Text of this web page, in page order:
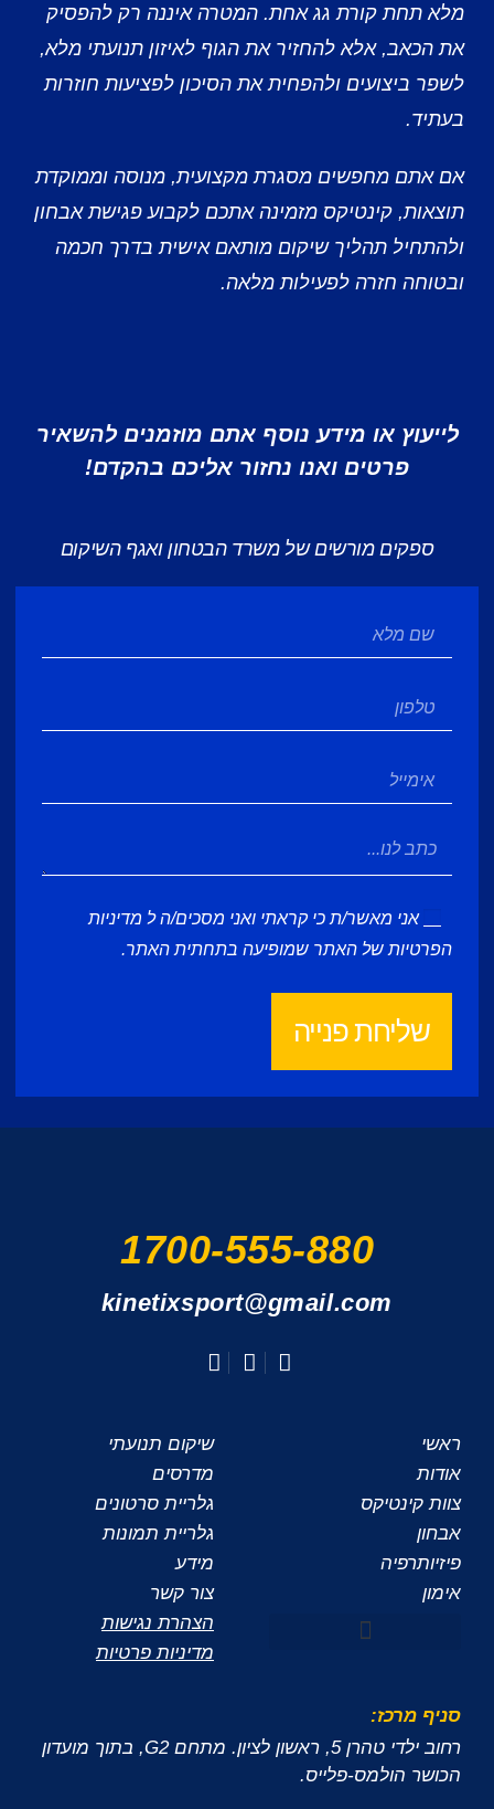
מלא תחת קורת גג אחת. המטרה איננה רק להפסיק
את הכאב, אלא להחזיר את הגוף לאיזון תנועתי מלא,
לשפר ביצועים ולהפחית את הסיכון לפציעות חוזרות
בעתיד.
אם אתם מחפשים מסגרת מקצועית, מנוסה וממוקדת
תוצאות, קינטיקס מזמינה אתכם לקבוע פגישת אבחון
ולהתחיל תהליך שיקום מותאם אישית בדרך חכמה
ובטוחה חזרה לפעילות מלאה.
לייעוץ או מידע נוסף אתם מוזמנים להשאיר
פרטים ואנו נחזור אליכם בהקדם!
ספקים מורשים של משרד הבטחון ואגף השיקום
אני מאשר/ת כי קראתי ואני מסכים/ה ל מדיניות
הפרטיות של האתר שמופיעה בתחתית האתר.
שליחת פנייה
1700-555-880
kinetixsport@gmail.com
ראשי
אודות
צוות קינטיקס
אבחון
פיזיותרפיה
אימון
שיקום תנועתי
מדרסים
גלריית סרטונים
גלריית תמונות
מידע
צור קשר
הצהרת נגישות
מדיניות פרטיות
סניף מרכז:
רחוב ילדי טהרן 5, ראשון לציון. מתחם G2, בתוך מועדון
הכושר הולמס-פלייס.